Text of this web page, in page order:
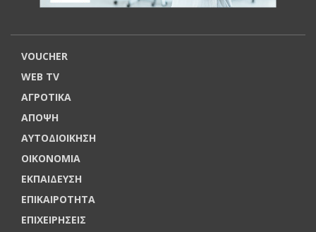
VOUCHER
WEB TV
ΑΓΡΟΤΙΚΑ
ΑΠΟΨΗ
ΑΥΤΟΔΙΟΙΚΗΣΗ
ΟΙΚΟΝΟΜΙΑ
ΕΚΠΑΙΔΕΥΣΗ
ΕΠΙΚΑΙΡΟΤΗΤΑ
ΕΠΙΧΕΙΡΗΣΕΙΣ